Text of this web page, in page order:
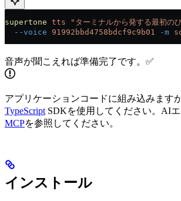
supertone tts "ターミナルから発する最初の
  --voice
91992bbd4758bdcf9c9b01 -m
音声が聞こえれば準備完了です。✅
アプリケーションコードに組み込みます
TypeScript SDKを使用してください。AI
MCPを参照してください。
インストール